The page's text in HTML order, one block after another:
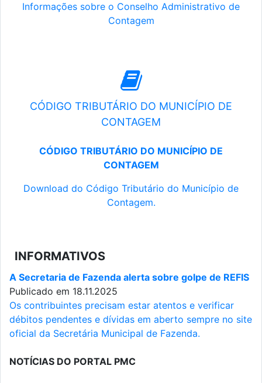
Informações sobre o Conselho Administrativo de
Contagem
CÓDIGO TRIBUTÁRIO DO MUNICÍPIO DE
CONTAGEM
CÓDIGO TRIBUTÁRIO DO MUNICÍPIO DE
CONTAGEM
Download do Código Tributário do Município de
Contagem.
INFORMATIVOS
A Secretaria de Fazenda alerta sobre golpe de REFIS
Publicado em 18.11.2025
Os contribuintes precisam estar atentos e verificar
débitos pendentes e dívidas em aberto sempre no site
oficial da Secretária Municipal de Fazenda.
NOTÍCIAS DO PORTAL PMC